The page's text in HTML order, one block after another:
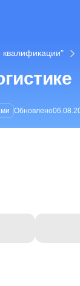
Обновлено